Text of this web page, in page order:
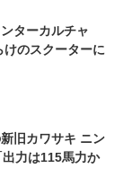
ターカルチャ
のスクーターに
旧カワサキ ニン
力は115馬力か